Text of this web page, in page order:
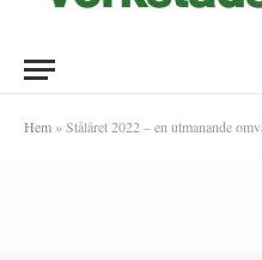
Hem » Stålåret 2022 – en utmanande omvärld med